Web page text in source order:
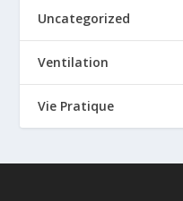
Uncategorized
Ventilation
Vie Pratique